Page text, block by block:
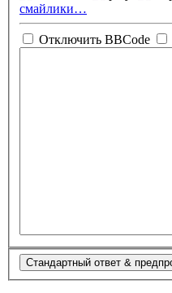
смайлики…
Отключить BBCode